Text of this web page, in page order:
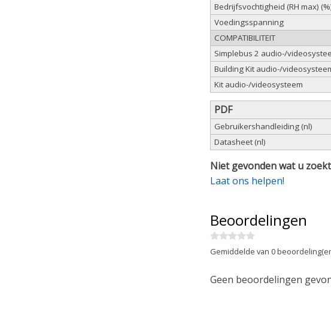
Bedrijfsvochtigheid (RH max)
Voedingsspanning
COMPATIBILITEIT
Simplebus 2 audio-/
Building Kit audio-/
Kit audio-/videosysteem
PDF
Gebruikershandleiding (nl)
Datasheet (nl)
Niet gevonden wat u
Laat ons helpen!
Beoordelingen
Gemiddelde van 0
Geen beoordelingen